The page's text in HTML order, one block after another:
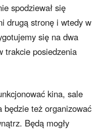
spodziewał się
drugą stronę i wtedy w
się na dwa
trakcie posiedzenia
kina, sale
będzie też organizować
Będą mogły